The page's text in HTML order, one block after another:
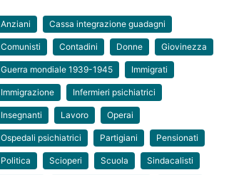
Anziani Cassa integrazione guadagni
Comunisti Contadini Donne Giovinezza
Guerra mondiale 1939-1945 Immigrati
Immigrazione Infermieri psichiatrici
Insegnanti Lavoro Operai
Ospedali psichiatrici Partigiani Pensionati
Politica Scioperi Scuola Sindacalisti